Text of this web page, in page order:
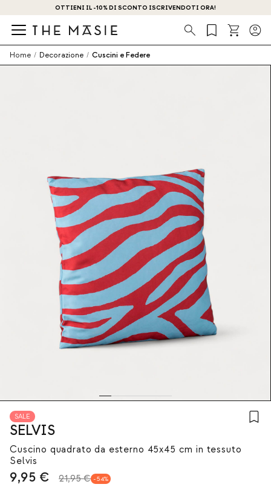
OTTIENI IL -10% DI SCONTO ISCRIVENDOTI ORA!
Ricerca
Home / Decorazione / Cuscini e Federe
SALE
SELVIS
Cuscino quadrato da esterno 45x45 cm in tessuto
Selvis
9,95 € 21,95 € 54